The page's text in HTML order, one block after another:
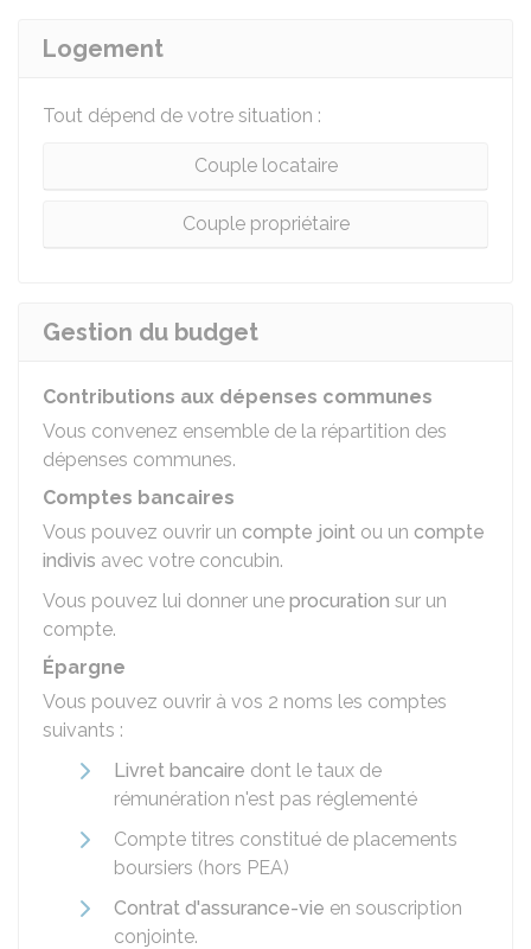
Logement
Tout dépend de votre situation :
Couple locataire
Couple propriétaire
Gestion du budget
Contributions aux dépenses communes
Vous convenez ensemble de la répartition des
dépenses communes.
Comptes bancaires
Vous pouvez ouvrir un compte joint ou un compte
indivis avec votre concubin.
Vous pouvez lui donner une procuration sur un
compte.
Épargne
Vous pouvez ouvrir à vos 2 noms les comptes
suivants :
Livret bancaire dont le taux de
rémunération n'est pas réglementé
Compte titres constitué de placements
boursiers (hors PEA)
Contrat d'assurance-vie en souscription
conjointe.